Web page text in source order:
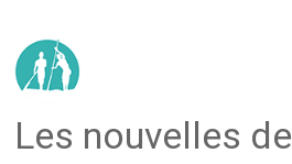
Les nouvelles de